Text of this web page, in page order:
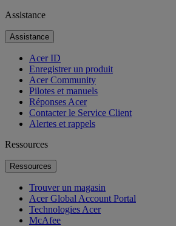
Assistance
Assistance
Acer ID
Enregistrer un produit
Acer Community
Pilotes et manuels
Réponses Acer
Contacter le Service Client
Alertes et rappels
Ressources
Ressources
Trouver un magasin
Acer Global Account Portal
Technologies Acer
McAfee